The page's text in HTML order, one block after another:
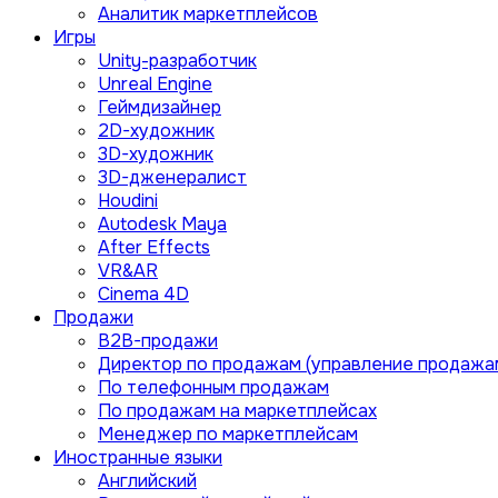
Аналитик маркетплейсов
Игры
Unity-разработчик
Unreal Engine
Геймдизайнер
2D-художник
3D-художник
3D-дженералист
Houdini
Autodesk Maya
After Effects
VR&AR
Cinema 4D
Продажи
B2B-продажи
Директор по продажам (управление
По телефонным продажам
По продажам на маркетплейсах
Менеджер по маркетплейсам
Иностранные языки
Английский